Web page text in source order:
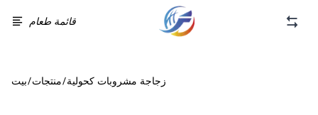
قائمة طعام
بيت/منتجات/زجاجة مشروبات كحولية